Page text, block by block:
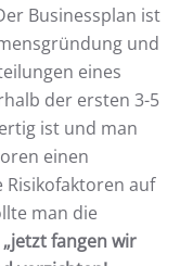
Businessplan ist
und
eines
der ersten 3-5
ist und man
einen
Risikofaktoren auf
man die
fangen wir